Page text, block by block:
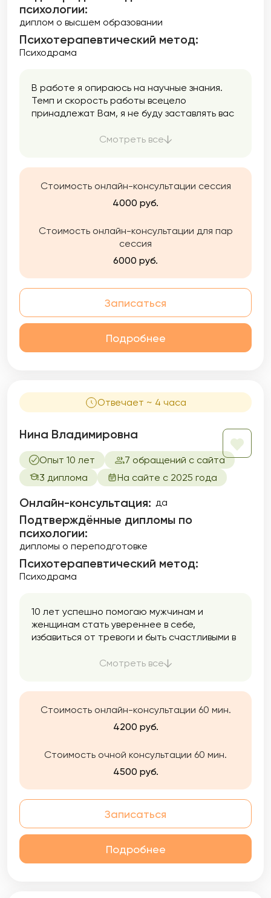
психологии:
диплом о высшем образовании
Психотерапевтический метод:
Психодрама
В работе я опираюсь на научные знания.
Темп и скорость работы всецело
принадлежат Вам, я не буду заставлять вас
Смотреть все
Стоимость онлайн-консультации сессия
4000 руб.
Стоимость онлайн-консультации для пар
сессия
6000 руб.
Записаться
Подробнее
Отвечает ~ 4 часа
Нина Владимировна
Опыт 10 лет
7 обращений с сайта
3 диплома
На сайте с 2025 года
Онлайн-консультация: да
Подтверждённые дипломы по
психологии:
дипломы о переподготовке
Психотерапевтический метод:
Психодрама
10 лет успешно помогаю мужчинам и
женщинам стать увереннее в себе,
избавиться от тревоги и быть счастливыми в
Индивидуально и с парами.
Смотреть все
Стоимость онлайн-консультации 60 мин.
4200 руб.
Стоимость очной консультации 60 мин.
4500 руб.
Записаться
Подробнее